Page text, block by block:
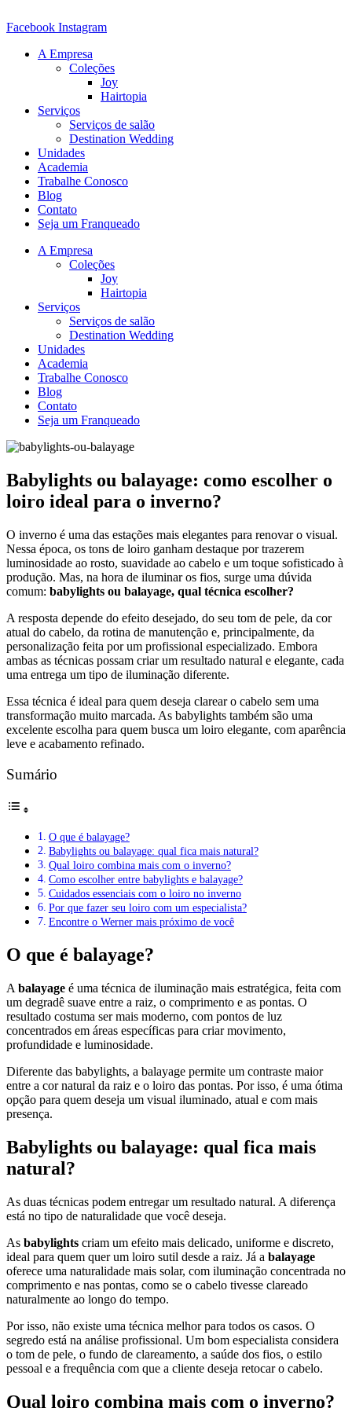
para
conteúdo
Facebook Instagram
A Empresa
Coleções
Joy
Hairtopia
Serviços
Serviços de salão
Destination Wedding
Unidades
Academia
Trabalhe Conosco
Blog
Contato
Seja um Franqueado
A Empresa
Coleções
Joy
Hairtopia
Serviços
Serviços de salão
Destination Wedding
Unidades
Academia
Trabalhe Conosco
Blog
Contato
Seja um Franqueado
Babylights ou balayage: como escolher o
loiro ideal para o inverno?
O inverno é uma das estações mais elegantes para renovar o visual.
Nessa época, os tons de loiro ganham destaque por trazerem
luminosidade ao rosto, suavidade ao cabelo e um toque sofisticado à
produção. Mas, na hora de iluminar os fios, surge uma dúvida
comum: babylights ou balayage, qual técnica escolher?
A resposta depende do efeito desejado, do seu tom de pele, da cor
atual do cabelo, da rotina de manutenção e, principalmente, da
personalização feita por um profissional especializado. Embora
ambas as técnicas possam criar um resultado natural e elegante, cada
uma entrega um tipo de iluminação diferente.
Essa técnica é ideal para quem deseja clarear o cabelo sem uma
transformação muito marcada. As babylights também são uma
excelente escolha para quem busca um loiro elegante, com aparência
leve e acabamento refinado.
Sumário
O que é balayage?
Babylights ou balayage: qual fica mais natural?
Qual loiro combina mais com o inverno?
Como escolher entre babylights e balayage?
Cuidados essenciais com o loiro no inverno
Por que fazer seu loiro com um especialista?
Encontre o Werner mais próximo de você
O que é balayage?
A balayage é uma técnica de iluminação mais estratégica, feita com
um degradê suave entre a raiz, o comprimento e as pontas. O
resultado costuma ser mais moderno, com pontos de luz
concentrados em áreas específicas para criar movimento,
profundidade e luminosidade.
Diferente das babylights, a balayage permite um contraste maior
entre a cor natural da raiz e o loiro das pontas. Por isso, é uma ótima
opção para quem deseja um visual iluminado, atual e com mais
presença.
Babylights ou balayage: qual fica mais
natural?
As duas técnicas podem entregar um resultado natural. A diferença
está no tipo de naturalidade que você deseja.
As babylights criam um efeito mais delicado, uniforme e discreto,
ideal para quem quer um loiro sutil desde a raiz. Já a balayage
oferece uma naturalidade mais solar, com iluminação concentrada no
comprimento e nas pontas, como se o cabelo tivesse clareado
naturalmente ao longo do tempo.
Por isso, não existe uma técnica melhor para todos os casos. O
segredo está na análise profissional. Um bom especialista considera
o tom de pele, o fundo de clareamento, a saúde dos fios, o estilo
pessoal e a frequência com que a cliente deseja retocar o cabelo.
Qual loiro combina mais com o inverno?